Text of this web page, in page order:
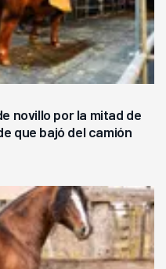
novillo por la mitad de
que bajó del camión